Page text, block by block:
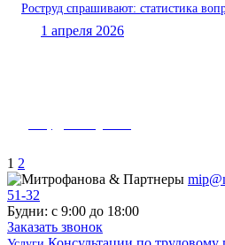
Роструд спрашивают: статистика
1 апреля 2026
1 2
51-32
Будни: с 9:00 до 18:00
Заказать звонок